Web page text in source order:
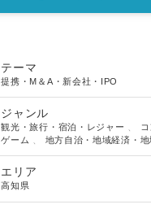
テーマ
提携・M＆A・新会社・IPO
ジャンル
観光・旅行・宿泊・レジャー
ゲーム
地方自治・地域経済・
エリア
高知県